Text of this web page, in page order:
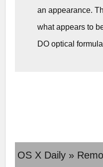
an appearance.
what appears to
DO optical
OS X Daily »